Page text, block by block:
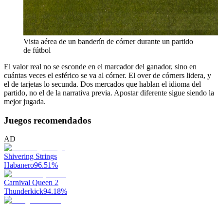
Vista aérea de un banderín de córner durante un partido
de fútbol
El valor real no se esconde en el marcador del ganador, sino en
cuántas veces el esférico se va al córner. El over de córners lidera, y
el de tarjetas lo secunda. Dos mercados que hablan el idioma del
partido, no el de la narrativa previa. Apostar diferente sigue siendo la
mejor jugada.
Juegos recomendados
AD
Shivering Strings
Habanero96.51%
Carnival Queen 2
Thunderkick94.18%